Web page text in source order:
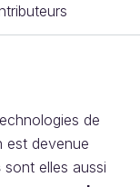
de
est devenue
sont elles aussi